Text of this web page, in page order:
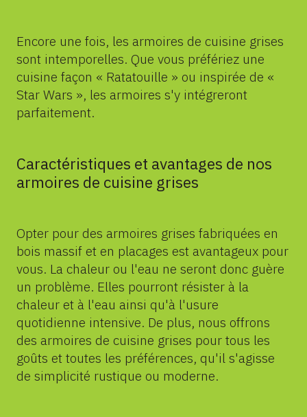
Encore une fois, les armoires de cuisine grises
sont intemporelles. Que vous préfériez une
cuisine façon « Ratatouille » ou inspirée de «
Star Wars », les armoires s'y intégreront
parfaitement.
Caractéristiques et avantages de nos
armoires de cuisine grises
Opter pour des armoires grises fabriquées en
bois massif et en placages est avantageux pour
vous. La chaleur ou l'eau ne seront donc guère
un problème. Elles pourront résister à la
chaleur et à l'eau ainsi qu'à l'usure
quotidienne intensive. De plus, nous offrons
des armoires de cuisine grises pour tous les
goûts et toutes les préférences, qu'il s'agisse
de simplicité rustique ou moderne.